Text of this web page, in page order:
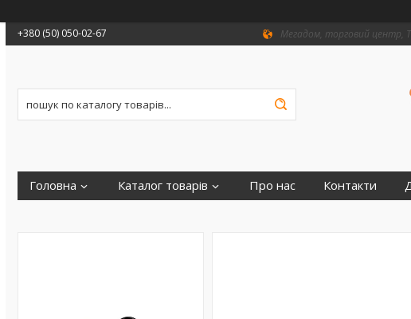
+380 (50) 050-02-67
Мегадом, торговий центр,
Головна Каталог товарів Про нас Контакти